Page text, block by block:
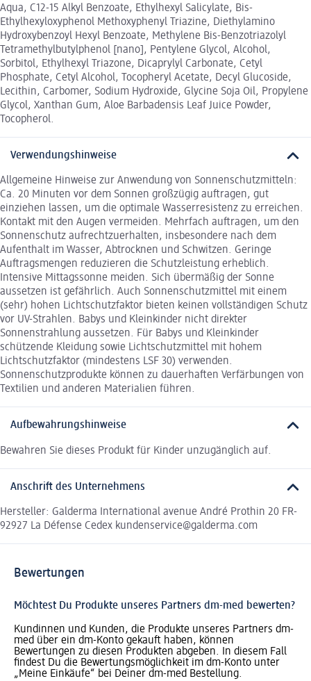
Aqua, C12-15 Alkyl Benzoate, Ethylhexyl Salicylate, Bis-
Ethylhexyloxyphenol Methoxyphenyl Triazine, Diethylamino
Hydroxybenzoyl Hexyl Benzoate, Methylene Bis-Benzotriazolyl
Tetramethylbutylphenol [nano], Pentylene Glycol, Alcohol,
Sorbitol, Ethylhexyl Triazone, Dicaprylyl Carbonate, Cetyl
Phosphate, Cetyl Alcohol, Tocopheryl Acetate, Decyl Glucoside,
Lecithin, Carbomer, Sodium Hydroxide, Glycine Soja Oil, Propylene
Glycol, Xanthan Gum, Aloe Barbadensis Leaf Juice Powder,
Tocopherol.
Verwendungshinweise
Allgemeine Hinweise zur Anwendung von Sonnenschutzmitteln:
Ca. 20 Minuten vor dem Sonnen großzügig auftragen, gut
einziehen lassen, um die optimale Wasserresistenz zu erreichen.
Kontakt mit den Augen vermeiden. Mehrfach auftragen, um den
Sonnenschutz aufrechtzuerhalten, insbesondere nach dem
Aufenthalt im Wasser, Abtrocknen und Schwitzen. Geringe
Auftragsmengen reduzieren die Schutzleistung erheblich.
Intensive Mittagssonne meiden. Sich übermäßig der Sonne
aussetzen ist gefährlich. Auch Sonnenschutzmittel mit einem
(sehr) hohen Lichtschutzfaktor bieten keinen vollständigen Schutz
vor UV-Strahlen. Babys und Kleinkinder nicht direkter
Sonnenstrahlung aussetzen. Für Babys und Kleinkinder
schützende Kleidung sowie Lichtschutzmittel mit hohem
Lichtschutzfaktor (mindestens LSF 30) verwenden.
Sonnenschutzprodukte können zu dauerhaften Verfärbungen von
Textilien und anderen Materialien führen.
Aufbewahrungshinweise
Bewahren Sie dieses Produkt für Kinder unzugänglich auf.
Anschrift des Unternehmens
Hersteller: Galderma International avenue André Prothin 20 FR-
92927 La Défense Cedex kundenservice@galderma.com
Bewertungen
Möchtest Du Produkte unseres Partners dm-med bewerten?
Kundinnen und Kunden, die Produkte unseres Partners dm-
med über ein dm-Konto gekauft haben, können
Bewertungen zu diesen Produkten abgeben. In diesem Fall
findest Du die Bewertungsmöglichkeit im dm-Konto unter
„Meine Einkäufe“ bei Deiner dm-med Bestellung.